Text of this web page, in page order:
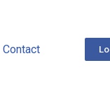
Contact